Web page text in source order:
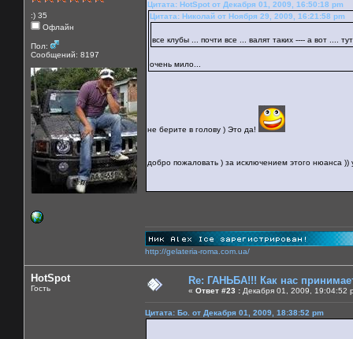
:) 35
Офлайн
Пол:
Сообщений: 8197
Цитата: HotSpot от Декабря 01, 2009, 16:50:18 pm
Цитата: Николай от Ноября 29, 2009, 16:21:58 pm
все клубы ... почти все ... валят таких ---- а вот ....
очень мило...
не берите в голову ) Это да!
добро пожаловать ) за исключением этого нюанса ))
http://gelateria-roma.com.ua/
HotSpot
Гость
Re: ГАНЬБА!!! Как нас
« Ответ #23 : Декабря 01, 2009, 19:04:52
Цитата: Бо. от Декабря 01, 2009, 18:38:52 pm